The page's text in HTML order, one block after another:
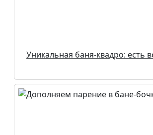
Уникальная баня-квадро: есть